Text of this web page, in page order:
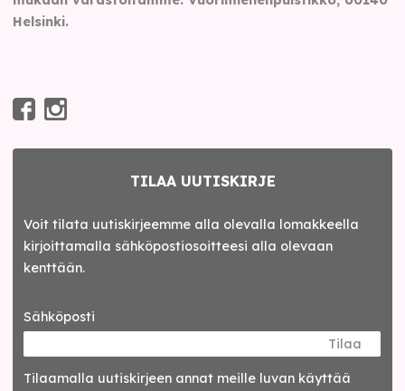
Helsinki.
TILAA UUTISKIRJE
Voit tilata uutiskirjeemme alla olevalla lomakkeella
kirjoittamalla sähköpostiosoitteesi alla olevaan
kenttään.
Sähköposti
Tilaa
Tilaamalla uutis­kirjeen annat meille luvan käyttää